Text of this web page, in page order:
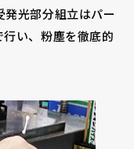
光部分組立はパー
い、粉塵を徹底的